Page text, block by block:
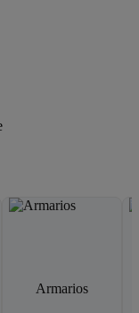
Armarios